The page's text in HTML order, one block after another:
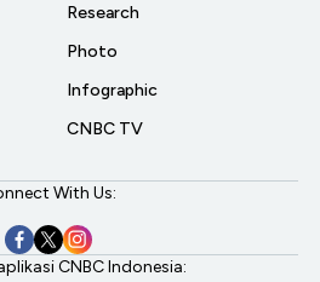
Research
Photo
Infographic
CNBC TV
With Us:
CNBC Indonesia: